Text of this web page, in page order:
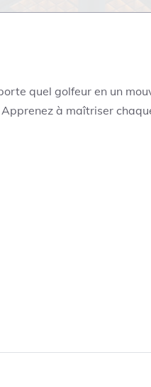
quel golfeur en un
à maîtriser